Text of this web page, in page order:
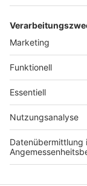
Anzeige
Anzeige